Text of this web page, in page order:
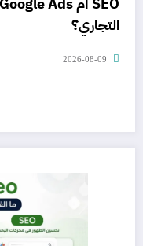
التجاري؟
2026-08-09